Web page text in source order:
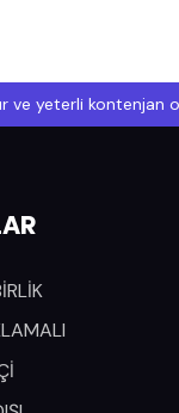
yeterli kontenjan